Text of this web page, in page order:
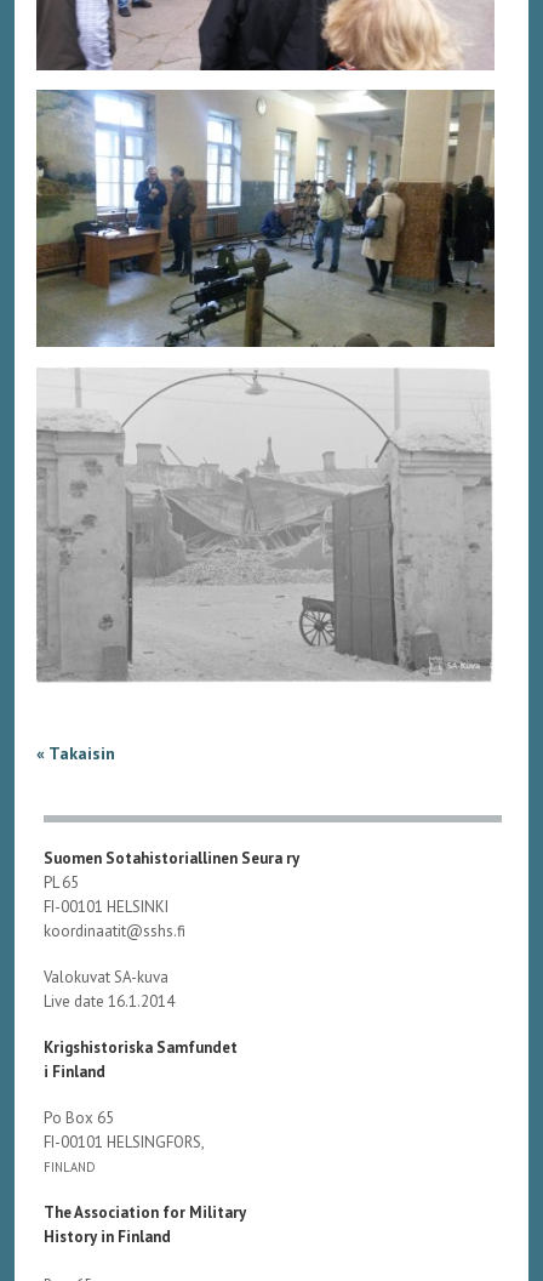
« Takaisin
Suomen Sotahistoriallinen Seura ry
PL 65
FI-00101 HELSINKI
koordinaatit@sshs.fi
Valokuvat SA-kuva
Live date 16.1.2014
Krigshistoriska Samfundet
i Finland
Po Box 65
FI-00101 HELSINGFORS,
FINLAND
The Association for Military
History in Finland